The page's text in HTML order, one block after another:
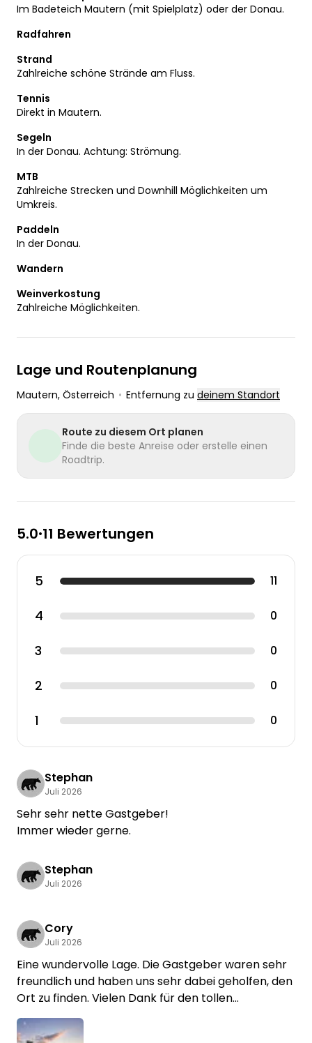
Im Badeteich Mautern (mit Spielplatz) oder der Donau.
Radfahren
Strand
Zahlreiche schöne Strände am Fluss.
Tennis
Direkt in Mautern.
Segeln
In der Donau. Achtung: Strömung.
MTB
Zahlreiche Strecken und Downhill Möglichkeiten um
Umkreis.
Paddeln
In der Donau.
Wandern
Weinverkostung
Zahlreiche Möglichkeiten.
Lage und Routenplanung
Mautern, Österreich • Entfernung zu deinem Standort
Route zu diesem Ort planen
Finde die beste Anreise oder erstelle einen
Roadtrip.
5.0•11 Bewertungen
5 11
4 0
3 0
2 0
1 0
Stephan
Juli 2026
Sehr sehr nette Gastgeber!
Immer wieder gerne.
Stephan
Juli 2026
Cory
Juli 2026
Eine wundervolle Lage. Die Gastgeber waren sehr
freundlich und haben uns sehr dabei geholfen, den
Ort zu finden. Vielen Dank für den tollen
Aufenthalt!